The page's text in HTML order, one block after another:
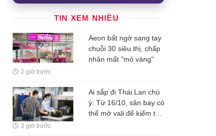
TIN XEM NHIỀU
Aeon bất ngờ sang tay
chuỗi 30 siêu thị, chấp
nhận mất "mỏ vàng"
2 giờ trước
Ai sắp đi Thái Lan chú
ý: Từ 16/10, sân bay có
thể mở vali để kiểm tra
3 giờ trước